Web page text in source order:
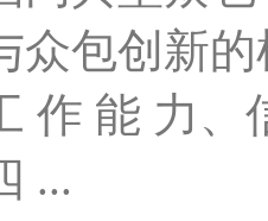
众包创新
作 能 力、
...